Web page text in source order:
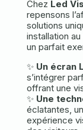
Chez Led
repensons
solutions
installation
un parfait
✨ Un écran
s’intégrer
offrant une
✨ Une
éclatantes,
expérience